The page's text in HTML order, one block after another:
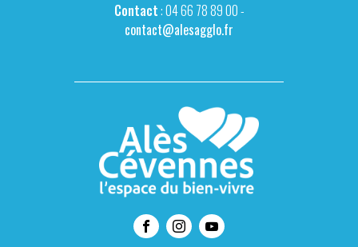
Contact: 04 66 78 89 00 -
contact@alesagglo.fr